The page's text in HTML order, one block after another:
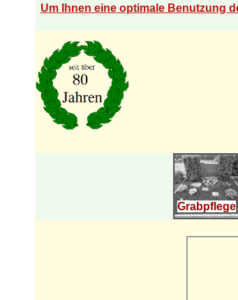
Um Ihnen eine optimale Benutzung
Grabpflege